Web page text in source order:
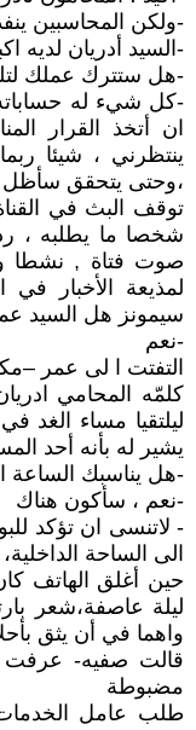
-ولكن المحاسبين
-السيد أدريان لديه
-هل ستترك عملك
-كل شيء له
ان أتخذ القرار
ينتظرني ، شيئا
،وحتى يتحقق سأظل
توقف البث في القناة
شخصا ما يطلبه ،
صوت فتاة , نشطا
لمذيعة الأخبار في
سيمونز هل السيد
-نعم
التفتت ا لى عمر
كلمّه المحامي
ليلتقيا مساء
يشير له بأنه أحد
-هل يناسبك الساعة
-نعم ، سأكون هناك
- لاتنسى ان تؤكد
الى الساحة
حين أغلق الهاتف
ليلة عاصفة،شعر
واهما في أن يثق
قالت صفيه- عرفت
مضبوطة
طلب عامل الخدمات